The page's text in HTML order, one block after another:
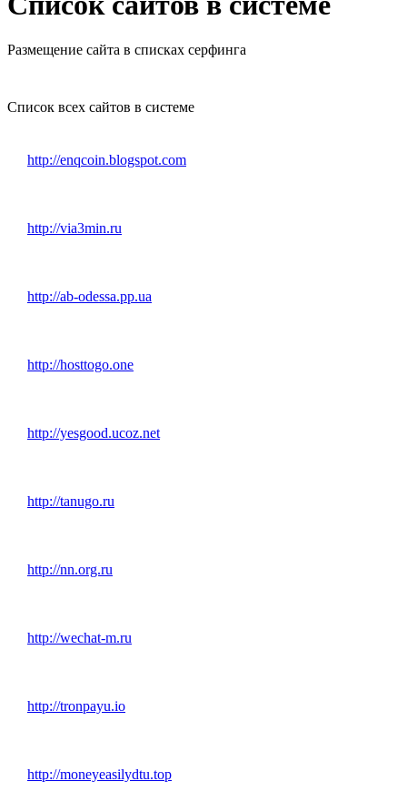
Размещение сайта в списках серфинга
Список всех сайтов в системе
http://enqcoin.blogspot.com
http://via3min.ru
http://ab-odessa.pp.ua
http://hosttogo.one
http://yesgood.ucoz.net
http://tanugo.ru
http://nn.org.ru
http://wechat-m.ru
http://tronpayu.io
http://moneyeasilydtu.top